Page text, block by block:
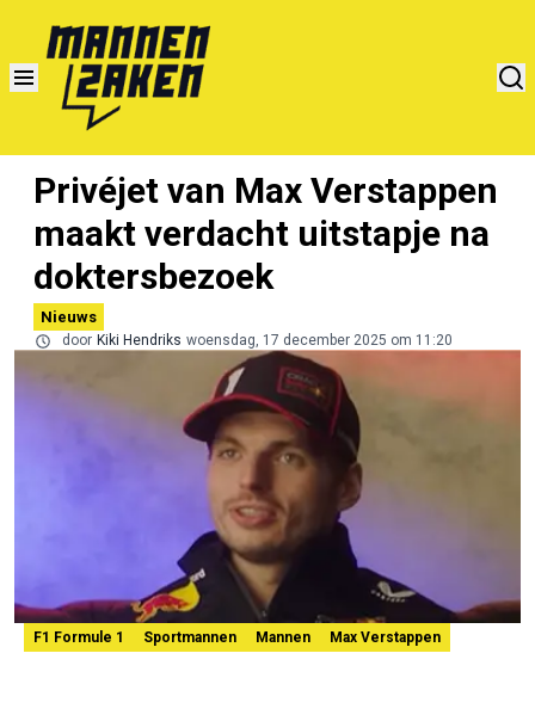
Privéjet van Max Verstappen
maakt verdacht uitstapje na
doktersbezoek
Nieuws
door Kiki Hendriks woensdag, 17 december 2025 om 11:20
F1 Formule 1 Sportmannen Mannen Max Verstappen